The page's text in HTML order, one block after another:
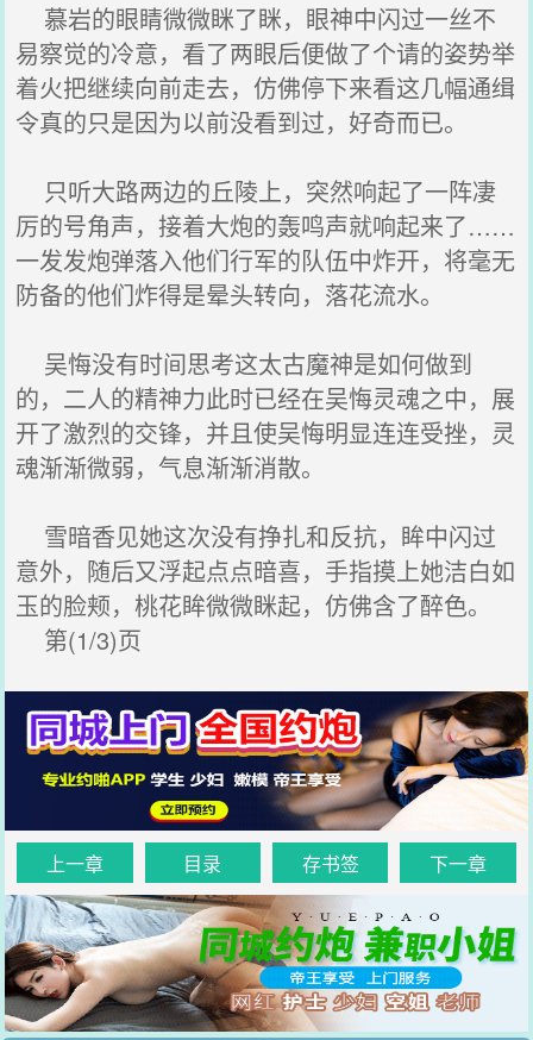
慕岩的眼睛微微眯了眯，眼神中闪过一丝不
易察觉的冷意，看了两眼后便做了个请的姿势举
着火把继续向前走去，仿佛停下来看这几幅通缉
令真的只是因为以前没看到过，好奇而已。
只听大路两边的丘陵上，突然响起了一阵凄
厉的号角声，接着大炮的轰鸣声就响起来了……
一发发炮弹落入他们行军的队伍中炸开，将毫无
防备的他们炸得是晕头转向，落花流水。
吴悔没有时间思考这太古魔神是如何做到
的，二人的精神力此时已经在吴悔灵魂之中，展
开了激烈的交锋，并且使吴悔明显连连受挫，灵
魂渐渐微弱，气息渐渐消散。
雪暗香见她这次没有挣扎和反抗，眸中闪过
意外，随后又浮起点点暗喜，手指摸上她洁白如
玉的脸颊，桃花眸微微眯起，仿佛含了醉色。
第(1/3)页
上一章 目录 存书签 下一章